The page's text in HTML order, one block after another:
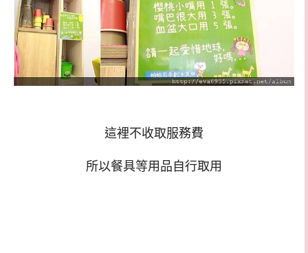
這裡不收取服務費
所以餐具等用品自行取用